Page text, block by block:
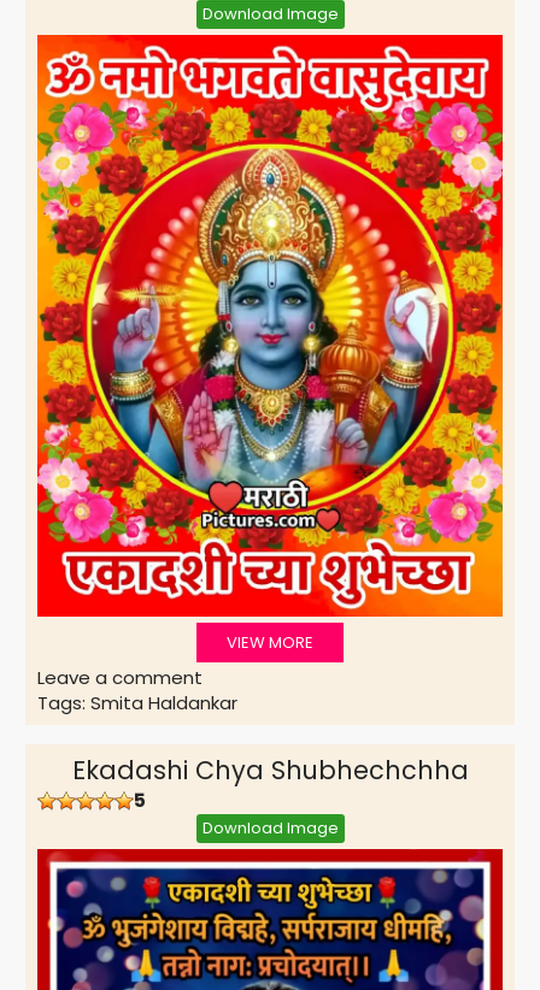
Download Image
VIEW MORE
Leave a comment
Tags: Smita Haldankar
Ekadashi Chya Shubhechchha
5
Download Image